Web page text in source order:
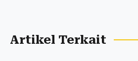
Artikel Terkait